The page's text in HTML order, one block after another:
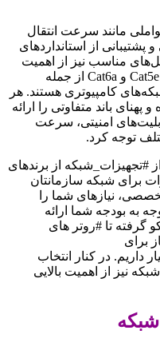
مانند سرعت انتقال
پشتیبانی از استانداردهای
مناسب نیز از اهمیت
بالایی برخوردار است. کابل‌های Cat5e، Cat6 و Cat6a از جمله
کامپیوتری هستند. هر
پهنای باند متفاوتی را ارائه
امنیتی، سرعت
توجه کرد.
#تجهیزات_شبکه از برندهای
برای شبکه سازمانتان
نیازهای شما را
به بودجه شما ارائه
تا #روتر های
برای
داریم. در کنار انتخاب
نیز از اهمیت بالایی